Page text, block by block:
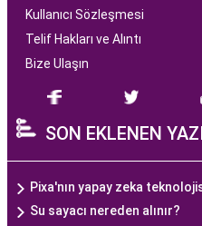
Kullanıcı Sözleşmesi
Telif Hakları ve Alıntı
Bize Ulaşın
SON EKLENEN
Pixa'nın yapay zeka
Su sayacı nereden alınır?